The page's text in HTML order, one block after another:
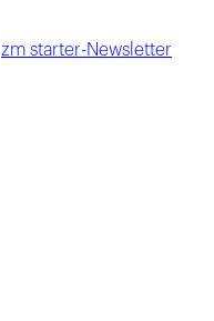
zm starter-Newsletter